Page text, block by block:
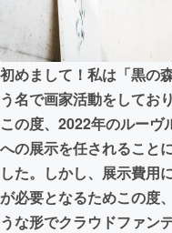
ビジネス・起
まちづくり・
CAMPFIRE for
CAMPFIREふる
初めまして！私は「黒の
う名で画家活動をしてお
この度、2022年のルーヴ
への展示を任されること
した。しかし、展示費用
が必要となるためこの度
うな形でクラウドファン